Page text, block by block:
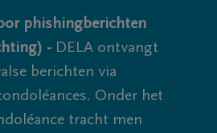
phishingberichten
- DELA ontvangt
berichten via
Onder het
tracht men